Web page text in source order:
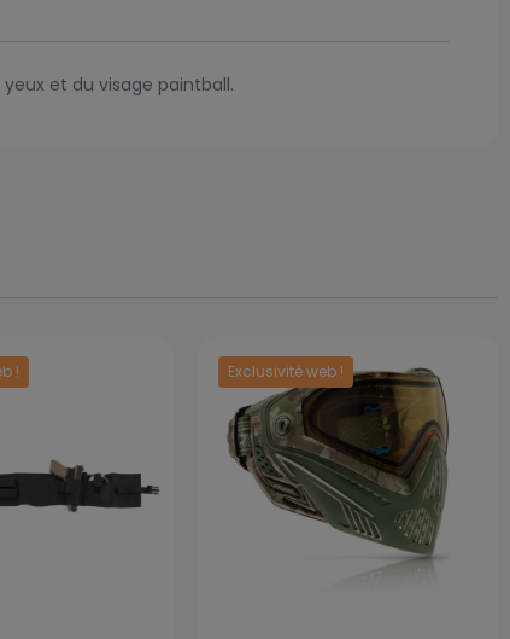
et du visage paintball.
! Exclusivité web !
Prix